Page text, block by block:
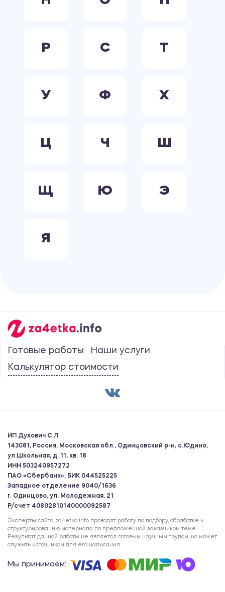
Р С Т
У Ф Х
Ц Ч Ш
Щ Ю Э
Я
Готовые работы
Наши услуги
Калькулятор стоимости
ИП Духович С.Л
143081, Россия, Московская обл., Одинцовский р-н, с.Юдино,
ул.Школьная, д. 11, кв. 18
ИНН 503240957272
ПАО «Сбербанк», БИК 044525225
Западное отделение 9040/1636
г. Одинцово, ул. Молодежная, 21
Р/счет 40802810140000092587
Эксперты сайта za4etka.info проводят работу по подбору, обработке и
структурированию материала по предложенной заказчиком теме.
Результат данной работы не является готовым научным трудом, но может
служить источником для его написания.
Мы принимаем: